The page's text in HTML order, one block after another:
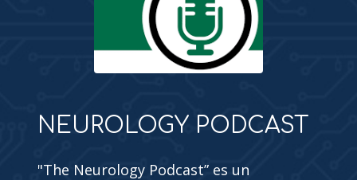
NEUROLOGY PODCAST
"The Neurology Podcast” es un